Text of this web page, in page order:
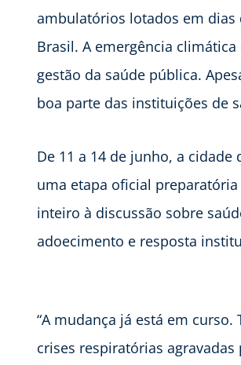
ambulatórios lotados em dias
Brasil. A emergência
gestão da saúde pública.
boa parte das instituições de
De 11 a 14 de junho, a cidade
uma etapa oficial preparatória
inteiro à discussão sobre
adoecimento e resposta
“A mudança já está em
crises respiratórias